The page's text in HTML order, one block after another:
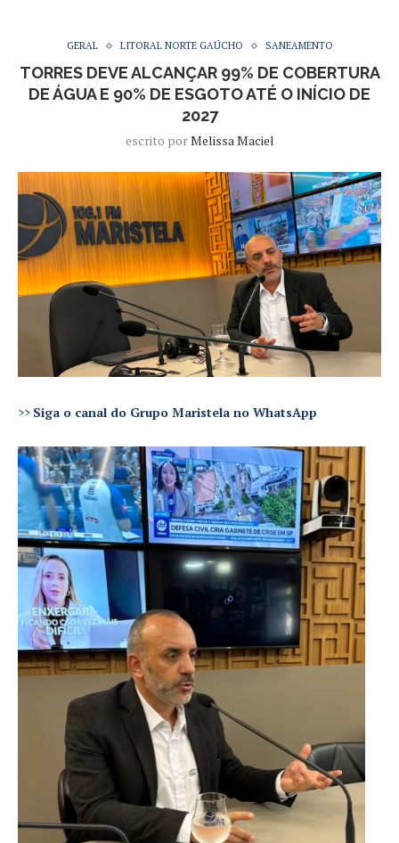
GERAL LITORAL NORTE GAÚCHO SANEAMENTO
TORRES DEVE ALCANÇAR 99% DE COBERTURA
DE ÁGUA E 90% DE ESGOTO ATÉ O INÍCIO DE
2027
escrito porMelissa Maciel
>> Siga o canal do Grupo Maristela no WhatsApp